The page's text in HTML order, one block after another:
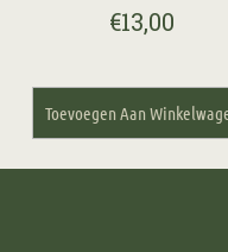
€13,00
Toevoegen Aan